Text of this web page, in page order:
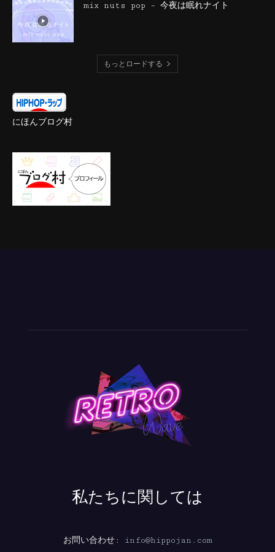
mix nuts pop – 今夜は眠れナイト
もっとロードする
にほんブログ村
私たちに関しては
お問い合わせ: info@hippojan.com